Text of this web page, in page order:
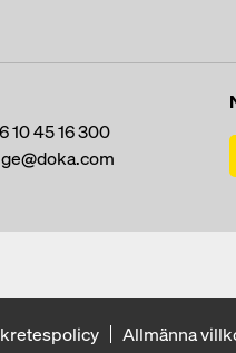
10 45 16 300
Allmänna